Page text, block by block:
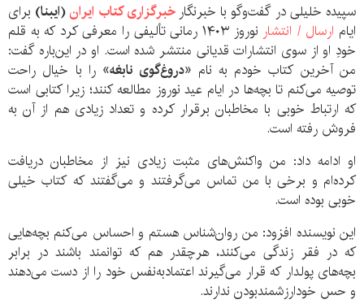
سپیده خلیلی در گفت‌وگو با خبرنگار خبرگزاری کتاب ایران(ایبنا) برای
ایام ارسال / انتشار
نوروز ۱۴۰۳ رمانی تألیفی را معرفی کرد که به قلم
خودِ او از سوی انتشارات قدیانی منتشر شده است. او در این‌باره گفت:
من آخرین کتاب خودم به نام «دروغ‌گوی نابغه» را با خیال راحت
توصیه می‌کنم تا بچه‌ها در ایام عید نوروز مطالعه کنند؛ زیرا کتابی است
که ارتباط خوبی با مخاطبان برقرار کرده و تعداد زیادی هم از آن به
فروش رفته است.
او ادامه داد: من واکنش‌های مثبت زیادی نیز از مخاطبان دریافت
کرده‌ام و برخی با من تماس می‌گرفتند و می‌گفتند که کتاب خیلی
خوبی بوده است.
این نویسنده افزود: من روان‌شناس هستم و احساس می‌کنم بچه‌هایی
که در فقر زندگی می‌کنند، هرچقدر هم که توانمند باشند در برابر
بچه‌های پولدار که قرار می‌گیرند اعتمادبه‌نفس خود را از دست می‌دهند
و حس خودارزشمندبودن ندارند.